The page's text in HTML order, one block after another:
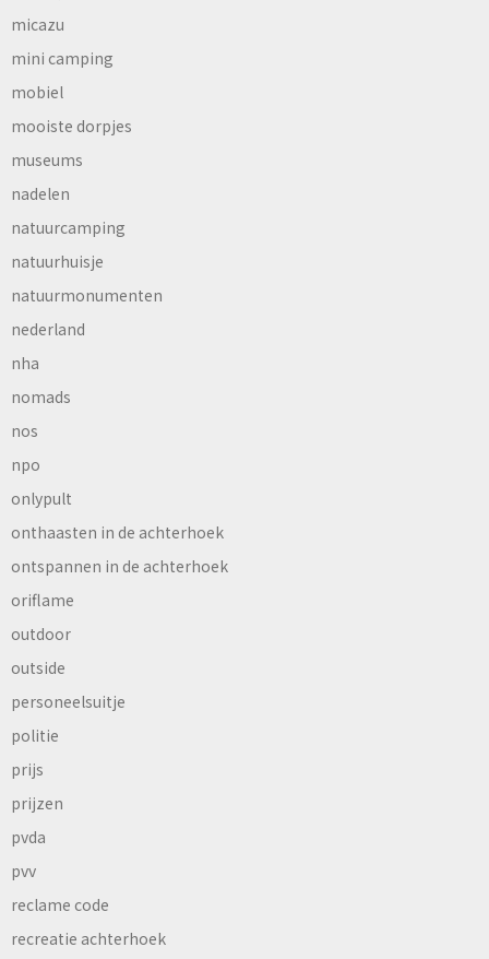
micazu
mini camping
mobiel
mooiste dorpjes
museums
nadelen
natuurcamping
natuurhuisje
natuurmonumenten
nederland
nha
nomads
nos
npo
onlypult
onthaasten in de achterhoek
ontspannen in de achterhoek
oriflame
outdoor
outside
personeelsuitje
politie
prijs
prijzen
pvda
pvv
reclame code
recreatie achterhoek